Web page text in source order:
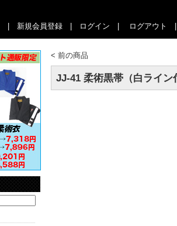
新規会員登録 ログイン ログアウト
< 前の商品
JJ-41 柔術黒帯（白ライン